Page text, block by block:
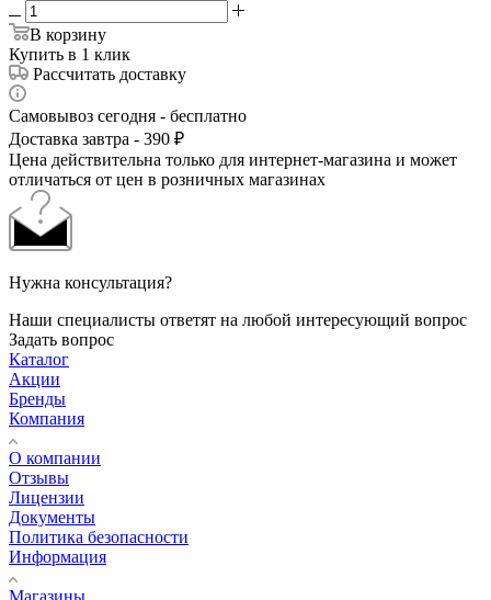
В корзину
Купить в 1 клик
Рассчитать доставку
Самовывоз сегодня - бесплатно
Доставка завтра - 390 ₽
Цена действительна только для интернет-магазина и может
отличаться от цен в розничных магазинах
Нужна консультация?
Наши специалисты ответят на любой интересующий вопрос
Задать вопрос
Каталог
Акции
Бренды
Компания
О компании
Отзывы
Лицензии
Документы
Политика безопасности
Информация
Магазины